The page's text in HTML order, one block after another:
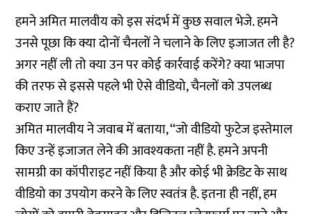
हमने अमित मालवीय को इस संदर्भ में कुछ सवाल भेजे. हमने
उनसे पूछा कि क्या दोनों चैनलों ने चलाने के लिए इजाजत ली है?
अगर नहीं ली तो क्या उन पर कोई कार्रवाई करेंगे? क्या भाजपा
की तरफ से इससे पहले भी ऐसे वीडियो, चैनलों को उपलब्ध
कराए जाते हैं?
अमित मालवीय ने जवाब में बताया, ‘‘जो वीडियो फुटेज इस्तेमाल
किए उन्हें इजाजत लेने की आवश्यकता नहीं है. हमने अपनी
सामग्री का कॉपीराइट नहीं किया है और कोई भी क्रेडिट के साथ
वीडियो का उपयोग करने के लिए स्वतंत्र है. इतना ही नहीं, हम